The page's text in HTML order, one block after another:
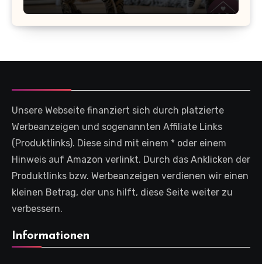
Unsere Webseite finanziert sich durch platzierte
Werbeanzeigen und sogenannten Affiliate Links
(Produktlinks). Diese sind mit einem * oder einem
Hinweis auf Amazon verlinkt. Durch das Anklicken der
Produktlinks bzw. Werbeanzeigen verdienen wir einen
kleinen Betrag, der uns hilft, diese Seite weiter zu
verbessern.
Informationen